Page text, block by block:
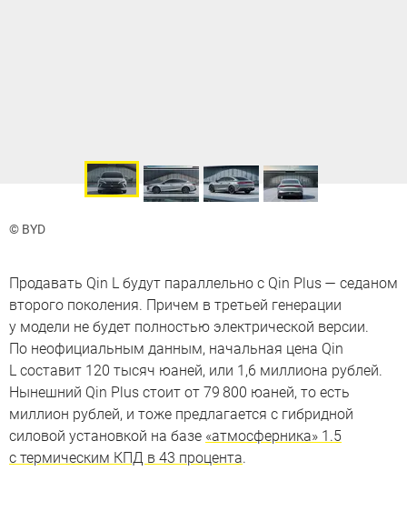
© BYD
Продавать Qin L будут параллельно с Qin Plus — седаном
второго поколения. Причем в третьей генерации
у модели не будет полностью электрической версии.
По неофициальным данным, начальная цена Qin
L составит 120 тысяч юаней, или 1,6 миллиона рублей.
Нынешний Qin Plus стоит от 79 800 юаней, то есть
миллион рублей, и тоже предлагается с гибридной
силовой установкой на базе «атмосферника» 1.5
с термическим КПД в 43 процента.